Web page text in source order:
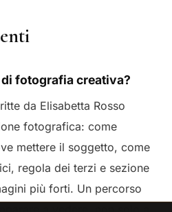
fotografia creativa?
da Elisabetta Rosso
fotografica: come
mettere il soggetto, come
regola dei terzi e sezione
più forti. Un percorso